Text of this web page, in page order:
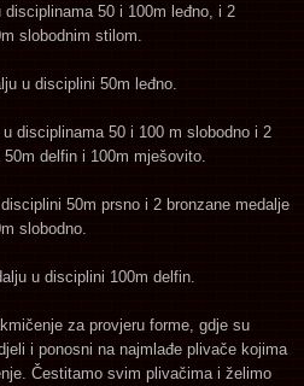
50 i 100m leđno, i 2
slobodnim stilom.
u disciplini 50m leđno.
disciplinama 50 i 100 m slobodno i 2
delfin i 100m mješovito.
50m prsno i 2 bronzane medalje
slobodno.
u disciplini 100m delfin.
za provjeru forme, gdje su
i ponosni na najmlađe plivače kojima
Čestitamo svim plivačima i želimo